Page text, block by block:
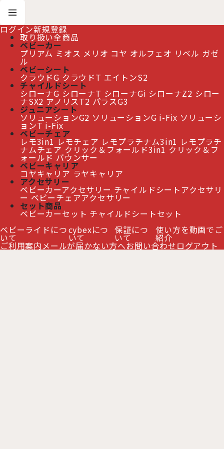
ログイン新規登録
取り扱い全商品
ベビーカー
プリアム ミオス メリオ コヤ オルフェオ リベル ガゼ
ル
ベビーシート
クラウドG クラウドT エイトンS2
チャイルドシート
シローナG シローナT シローナGi シローナZ2 シロー
ナSX2 アノリスT2 パラスG3
ジュニアシート
ソリューションG2 ソリューションG i-Fix ソリューシ
ョンT i-Fix
ベビーチェア
レモ3in1 レモチェア レモプラチナム3in1 レモプラチ
ナムチェア クリック＆フォールド3in1 クリック＆フ
ォールド バウンサー
ベビーキャリア
コヤキャリア ラヤキャリア
アクセサリー
ベビーカーアクセサリー チャイルドシートアクセサリ
ー ベビーチェアアクセサリー
セット商品
ベビーカーセット チャイルドシートセット
ベビーライドにつ
いて
cybexにつ
いて
保証につ
いて
使い方を動画でご
紹介
ご利用案内メールが届かない方へお問い合わせログアウト
> シローナ Z2 アイサイズ
≫ 熊本地震の影響によるお届け遅延について
シローナ Z2 アイサイズ
表示順変更
表示数:
並び順 :
絞り込む
閉じる
件
サイベックス ベースT Tシリーズ 車載専用ベース
cybex BASE T [CB46223633 ]
29,000
( 税込: 31,900円 )
サイベックス チャイルドシート クラウドT アイサ
イズ、クラウドZ2アイサイズ、シローナTアイサイ